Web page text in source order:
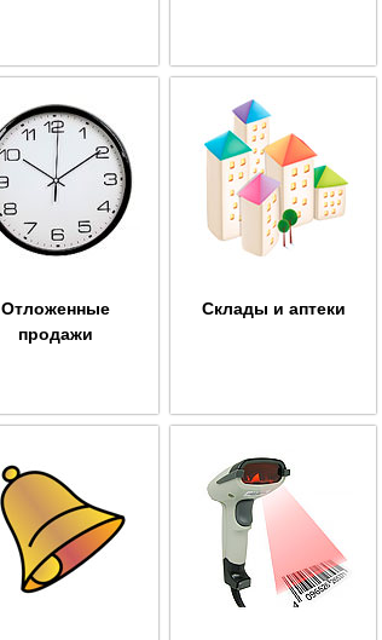
Отложенные
продажи
Склады и аптеки